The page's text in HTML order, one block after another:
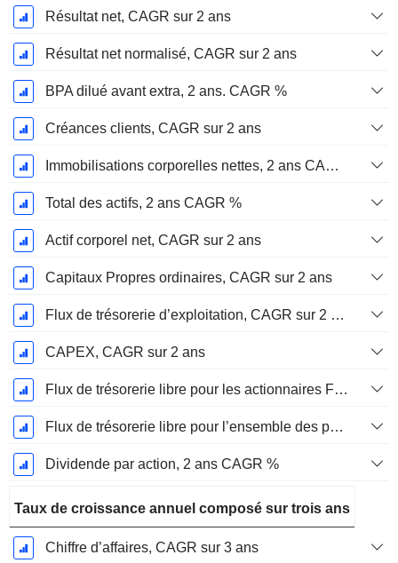
Résultat net, CAGR sur 2 ans
Résultat net normalisé, CAGR sur 2 ans
BPA dilué avant extra, 2 ans. CAGR %
Créances clients, CAGR sur 2 ans
Immobilisations corporelles nettes, 2 ans CAGR %
Total des actifs, 2 ans CAGR %
Actif corporel net, CAGR sur 2 ans
Capitaux Propres ordinaires, CAGR sur 2 ans
Flux de trésorerie d’exploitation, CAGR sur 2 ans
CAPEX, CAGR sur 2 ans
Flux de trésorerie libre pour les actionnaires FCFE, CAGR sur 2 ans
Flux de trésorerie libre pour l’ensemble des pourvoyeurs de fonds (créanciers et actionnaires) FCFF, CAGR sur 2 ans
Dividende par action, 2 ans CAGR %
Taux de croissance annuel composé sur trois ans
Chiffre d’affaires, CAGR sur 3 ans